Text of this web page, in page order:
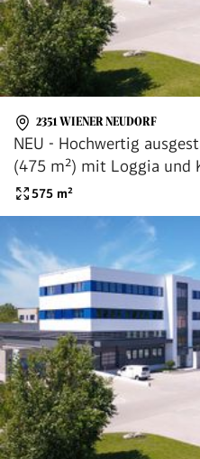
2351 WIENER NEUDORF
NEU - Hochwertig
(475 m²) mit Loggia und
m²), provisionsfrei -
PARK
575 m²